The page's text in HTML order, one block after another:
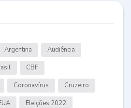
Argentina Audiência
CBF
Coronavírus Cruzeiro
Eleições 2022